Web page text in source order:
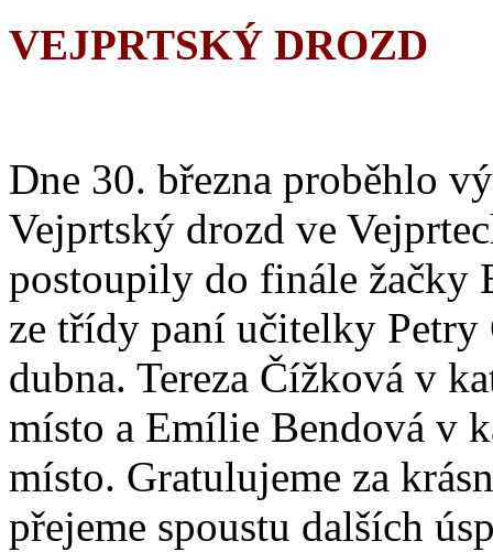
VEJPRTSKÝ DROZD
Dne 30. března proběhlo
Vejprtský drozd ve
postoupily do finále žačky
ze třídy paní učitelky
dubna. Tereza Čížková v
místo a Emílie Bendová v
místo. Gratulujeme za
přejeme spoustu dalších